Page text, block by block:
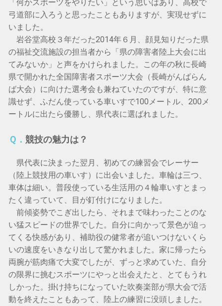
「何かスポーツをやりたい」という思いはあり、高校で
弓道部に入ろうと思ったこともありますが、実現せずに
いました。
岩谷堂高校３年だった2014年６月、顔見知りだった県
の福祉交流施設の担当者から「県の障害者陸上大会に出
てみないか」と声をかけられました。この年の秋に長崎
県で開かれた全国障害者スポーツ大会（長崎がんばらん
ば大会）に向けた選考会も兼ねていたのですが、特に意
識せず、ふだん使っている車いすで100メートル、200メ
ートルに出たら優勝し、県代表に選ばれました。
Ｑ． 競技の魅力は？
県代表に決まった翌月、初めての練習会でレーサー
（陸上競技用の車いす）に出会いました。車輪は三つ、
車体は細い。普段使っている生活用の４輪車いすとまっ
たく違っていて、目が釘付けになりました。
前傾姿勢でこぎ出したら、それまで味わったことのな
い猛スピードの世界でした。自分に向かって景色が迫っ
てくる快感があり、補助役の健常者が追いつけないくら
いの速度をいきなり出して驚かれました。家に帰ったら
両腕が筋肉痛で大変でしたが、ずっと求めていた、自分
の限界に挑むスポーツにやっと出会えたと、とてもうれ
しかった。掛け持ちになっていた吹奏楽部が県大会で活
動を終えたこともあって、陸上の練習に没頭しました。